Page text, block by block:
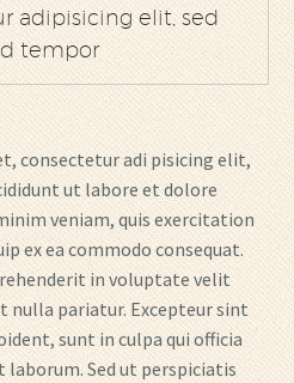
adipisicing elit, sed
tempor
consectetur adi pisicing elit,
ut labore et dolore
veniam, quis exercitation
ex ea commodo consequat.
in voluptate velit
nulla pariatur. Excepteur sint
sunt in culpa qui officia
Sed ut perspiciatis